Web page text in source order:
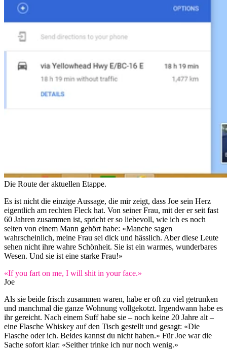
Die Route der aktuellen Etappe.
Es ist nicht die einzige Aussage, die mir zeigt, dass Joe sein Herz
eigentlich am rechten Fleck hat. Von seiner Frau, mit der er seit fast
60 Jahren zusammen ist, spricht er so liebevoll, wie ich es noch
selten von einem Mann gehört habe: «Manche sagen
wahrscheinlich, meine Frau sei dick und hässlich. Aber diese Leute
sehen nicht ihre wahre Schönheit. Sie ist ein warmes, wunderbares
Wesen. Und sie ist eine starke Frau!»
«If you fart on me, I will shit in your face.»
Joe
Als sie beide frisch zusammen waren, habe er oft zu viel getrunken
und manchmal die ganze Wohnung vollgekotzt. Irgendwann habe es
ihr gereicht. Nach einem Suff habe sie – noch keine 20 Jahre alt –
eine Flasche Whiskey auf den Tisch gestellt und gesagt: «Die
Flasche oder ich. Beides kannst du nicht haben.» Für Joe war die
Sache sofort klar: «Seither trinke ich nur noch wenig.»